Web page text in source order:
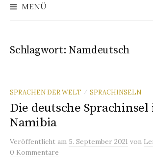
MENÜ
Schlagwort: Namdeutsch
SPRACHEN DER WELT / SPRACHINSELN
Die deutsche Sprachinsel
Namibia
Veröffentlicht am 5. September 2021 von
0 Kommentare